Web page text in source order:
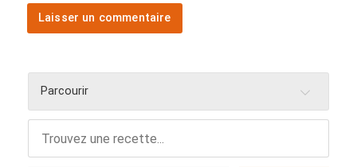
Parcourir